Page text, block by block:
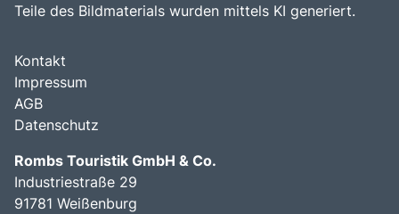
Teile des Bildmaterials wurden mittels KI generiert.
Kontakt
Impressum
AGB
Datenschutz
Rombs Touristik GmbH & Co.
Industriestraße 29
91781 Weißenburg